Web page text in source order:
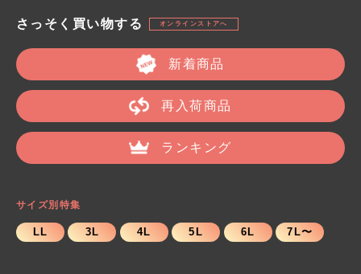
さっそく買い物する オンラインストアへ
新着商品
再入荷商品
ランキング
サイズ別特集
LL 3L 4L 5L 6L 7L〜